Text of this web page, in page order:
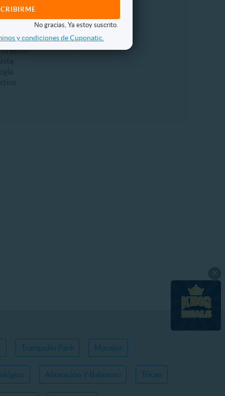
No gracias, Ya estoy suscrito.
y condiciones de Cuponatic.
oriental
Trampolin Park Masajes
Alineación Y Balanceo Tricao